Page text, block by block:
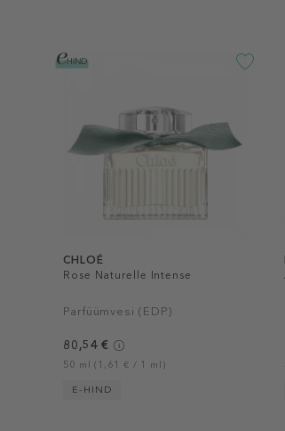
CHLOÉ
Rose Naturelle Intense
Parfüümvesi (EDP)
80,54 €
50 ml (1,61 € / 1 ml)
E-HIND